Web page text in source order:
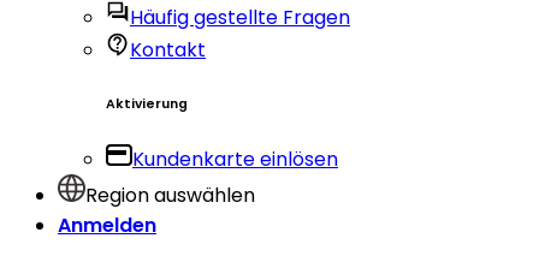
Häufig gestellte Fragen
Kontakt
Aktivierung
Kundenkarte einlösen
Region auswählen
Anmelden